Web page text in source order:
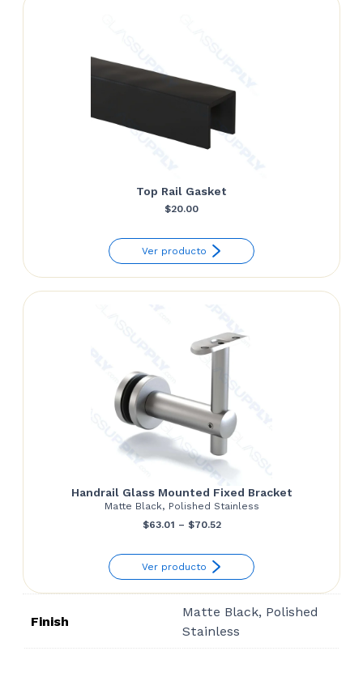
Top Rail Gasket
$20.00
Ver producto
Handrail Glass Mounted Fixed Bracket
Matte Black, Polished Stainless
$63.01 – $70.52Price
$63.01
through
$70.52
Ver producto
Finish
Matte Black, Polished
Stainless